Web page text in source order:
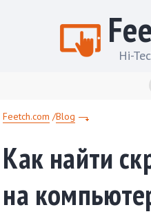
Hi-
Feetch.com Blog
Как найти
на